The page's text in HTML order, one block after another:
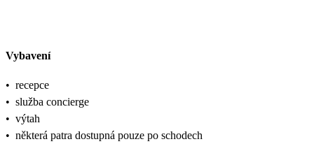
Vybavení
• recepce
• služba concierge
• výtah
• některá patra dostupná pouze po schodech